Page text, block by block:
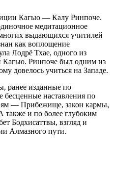
Кагью — Калу Ринпоче.
медитационное
выдающихся учитилей
как воплощение
Лодрё Тхае, одного из
Кагью. Ринпоче был одним из
довелось учиться на Западе.
ранее изданные по
бесценные наставления по
— Прибежище, закон кармы,
и по более глубоким
Бодхисаттвы, взгляд и
Алмазного пути.